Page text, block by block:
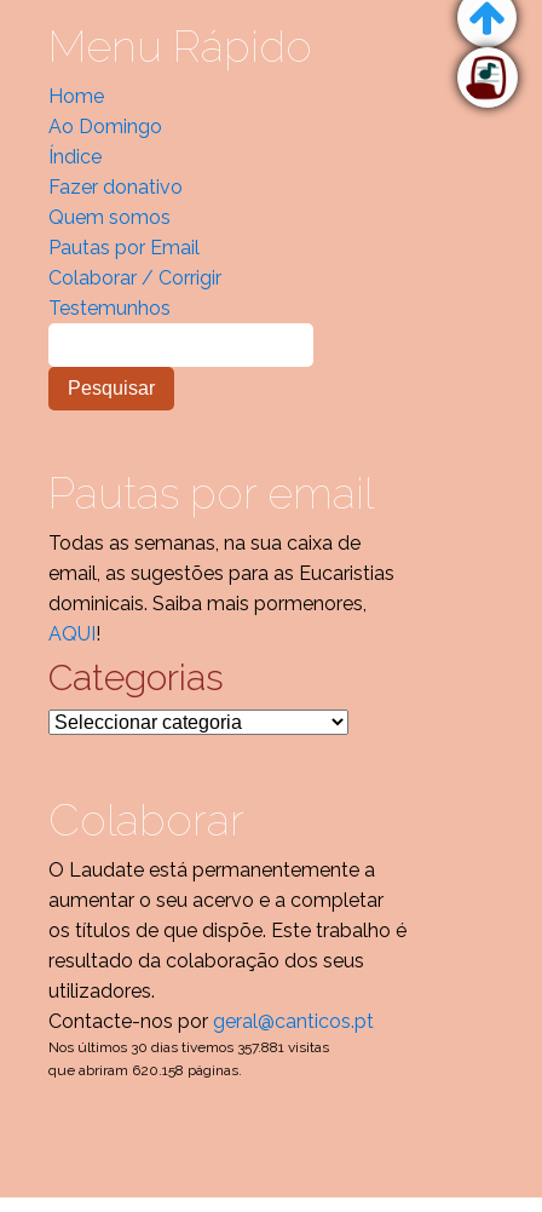
Menu Rápido
Home
Ao Domingo
Índice
Fazer donativo
Quem somos
Pautas por Email
Colaborar / Corrigir
Testemunhos
Pautas por email
Todas as semanas, na sua caixa de
email, as sugestões para as Eucaristias
dominicais. Saiba mais pormenores,
AQUI !
Categorias
Categorias
Colaborar
O Laudate está permanentemente a
aumentar o seu acervo e a completar
os títulos de que dispõe. Este trabalho é
resultado da colaboração dos seus
utilizadores.
Contacte-nos por geral@canticos.pt
Nos últimos 30 dias tivemos 357.881 visitas
que abriram 620.158 páginas.